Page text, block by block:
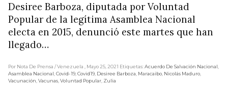
Desiree Barboza, diputada por Voluntad
Popular de la legítima Asamblea Nacional
electa en 2015, denunció este martes que han
llegado…
Por Nota De Prensa / Venezuela , Mayo 25, 2021 Etiquetas:Acuerdo De Salvación Nacional,
Asamblea Nacional,Covid-19,Covid19, Desiree Barboza, Maracaibo, Nicolás Maduro,
Vacunación,Vacunas,Voluntad Popular, Zulia